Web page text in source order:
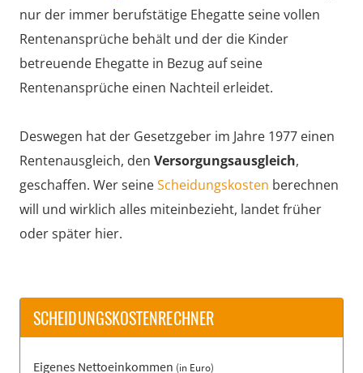
nur der immer berufstätige Ehegatte seine vollen
Rentenansprüche behält und der die Kinder
betreuende Ehegatte in Bezug auf seine
Rentenansprüche einen Nachteil erleidet.
Deswegen hat der Gesetzgeber im Jahre 1977 einen
Rentenausgleich, den Versorgungsausgleich,
geschaffen. Wer seineScheidungskosten berechnen
will und wirklich alles miteinbezieht, landet früher
oder später hier.
SCHEIDUNGSKOSTENRECHNER
Eigenes Nettoeinkommen (in Euro)